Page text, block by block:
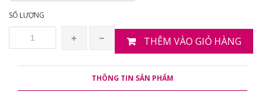
SỐ LƯỢNG
THÊM VÀO GIỎ HÀNG
THÔNG TIN SẢN PHẨM